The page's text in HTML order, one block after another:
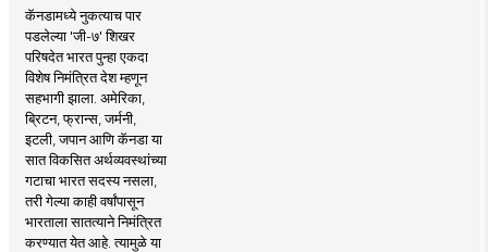
कॅनडामध्ये नुकत्याच पार
पडलेल्या 'जी-७' शिखर
परिषदेत भारत पुन्हा एकदा
विशेष निमंत्रित देश म्हणून
सहभागी झाला. अमेरिका,
ब्रिटन, फ्रान्स, जर्मनी,
इटली, जपान आणि कॅनडा या
सात विकसित अर्थव्यवस्थांच्या
गटाचा भारत सदस्य नसला,
तरी गेल्या काही वर्षांपासून
भारताला सातत्याने निमंत्रित
करण्यात येत आहे. त्यामुळे या